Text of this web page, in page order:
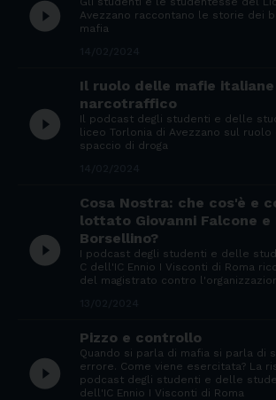
play_circle_filled
Avezzano raccontano le storie dei
mafia
play_circle_filled
Il ruolo delle mafie
narcotraffico
Il podcast degli studenti e delle
liceo Torlonia di Avezzano sul
spaccio di droga
play_circle_filled
Cosa Nostra: che cos'è e
lottato Giovanni Falcone e
Borsellino?
I podcast degli studenti e delle
C dell'IC Ennio I Visconti di Roma
del magistrato contro
play_circle_filled
Pizzo e controllo
Quando si parla di mafia si parla di
errore. Come viene esercitata? La
podcast degli studenti e delle
dell'IC Ennio I Visconti di Roma